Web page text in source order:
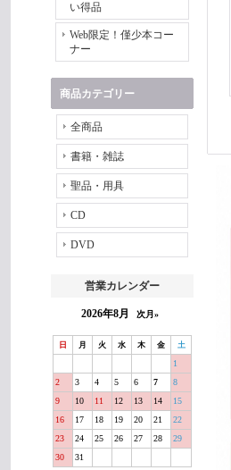
い得品
Web限定！僅少本コー
ナー
商品カテゴリー
全商品
書籍・雑誌
聖品・用具
CD
DVD
営業カレンダー
2026年8月 次月»
日 月 火 水 木 金 土
1
2
3 4 5 6 7
8
9
10 11 12 13 14
15
16
17 18 19 20 21
22
23
24 25 26 27 28
29
30
31